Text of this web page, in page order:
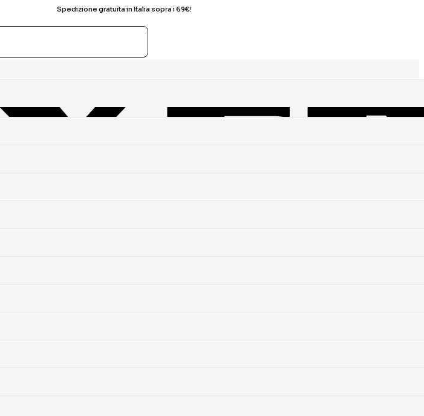
Spedizione gratuita in Italia sopra i 69€!